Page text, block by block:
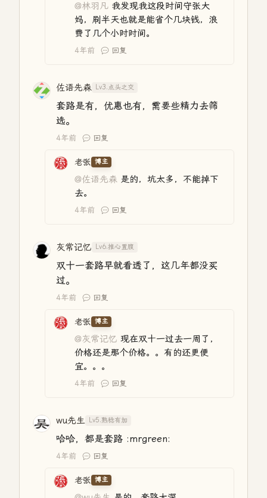
@林羽凡 我发现我这段时间守张大
妈，刷半天也就是能省个几块钱，浪
费了几个小时时间。
4年前 回复
佐语先森 Lv3.点头之交
套路是有，优惠也有，需要些精力去筛
选。
4年前 回复
老张 博主
@佐语先森 是的，坑太多，不能掉下
去。
4年前 回复
灰常记忆 Lv6.推心置腹
双十一套路早就看透了，这几年都没买
过。
4年前 回复
老张 博主
@灰常记忆 现在双十一过去一周了，
价格还是那个价格。。有的还更便
宜。。。
4年前 回复
wu先生 Lv5.熟稔有加
哈哈，都是套路 :mrgreen:
4年前 回复
老张 博主